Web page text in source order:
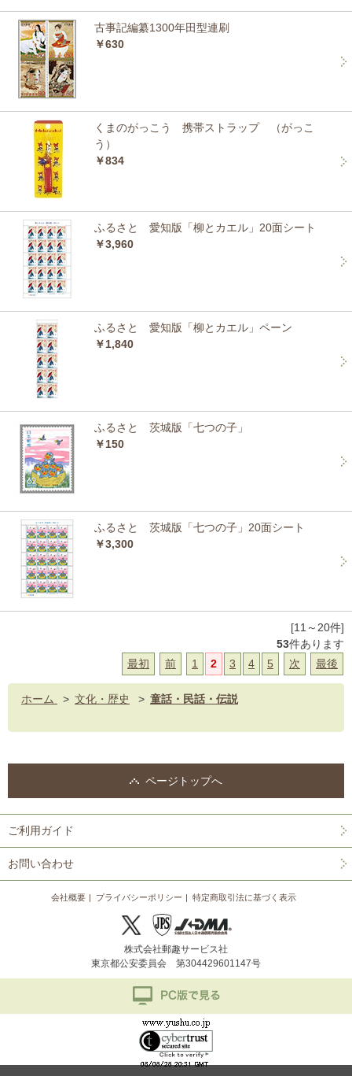
古事記編纂1300年田型連刷
￥630
くまのがっこう 携帯ストラップ （がっこ
う）
￥834
ふるさと 愛知版「柳とカエル」20面シート
￥3,960
ふるさと 愛知版「柳とカエル」ペーン
￥1,840
ふるさと 茨城版「七つの子」
￥150
ふるさと 茨城版「七つの子」20面シート
￥3,300
[11～20件]
53件あります
最初
前 1 2 3 4 5 次 最後
ホーム > 文化・歴史 > 童話・民話・伝説
ページトップへ
ご利用ガイド
お問い合わせ
会社概要 プライバシーポリシー 特定商取引法に基づく表示
株式会社郵趣サービス社
東京都公安委員会 第304429601147号